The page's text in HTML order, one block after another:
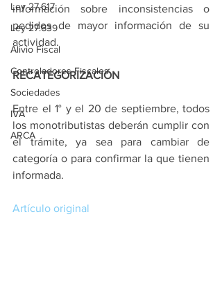
Ley 27.617
Ley 27.639
Alivio Fiscal
Controladores Fiscales
Sociedades
IVA
ARCA
información sobre inconsistencias o
pedidos de mayor información de su
actividad.
RECATEGORIZACIÓN
Entre el 1° y el 20 de septiembre, todos
los monotributistas deberán cumplir con
el trámite, ya sea para cambiar de
categoría o para confirmar la que tienen
informada.
Artículo original